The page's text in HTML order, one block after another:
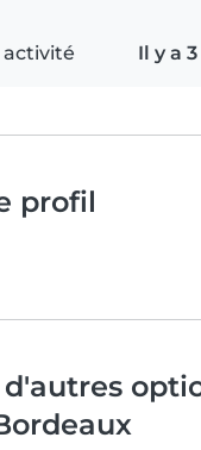
activité Il y a
profil